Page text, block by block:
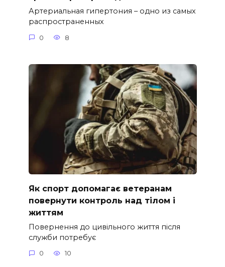
Артериальная гипертония – одно из самых
распространенных
0 8
Як спорт допомагає ветеранам
повернути контроль над тілом і
життям
Повернення до цивільного життя після
служби потребує
0 10